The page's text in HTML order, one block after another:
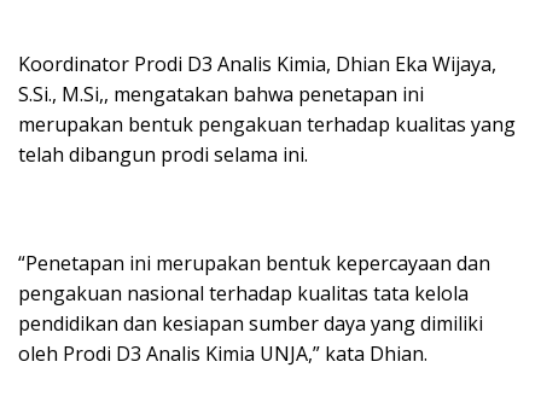
Koordinator Prodi D3 Analis Kimia, Dhian Eka Wijaya,
S.Si., M.Si,, mengatakan bahwa penetapan ini
merupakan bentuk pengakuan terhadap kualitas yang
telah dibangun prodi selama ini.
“Penetapan ini merupakan bentuk kepercayaan dan
pengakuan nasional terhadap kualitas tata kelola
pendidikan dan kesiapan sumber daya yang dimiliki
oleh Prodi D3 Analis Kimia UNJA,” kata Dhian.